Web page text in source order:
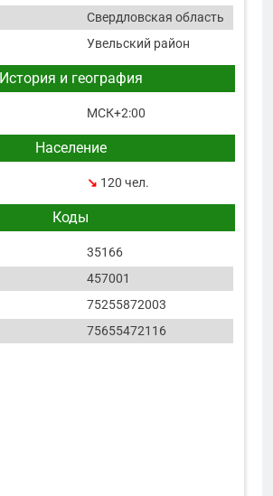
Свердловская область
Увельский район
История и география
МСК+2:00
Население
↘ 120 чел.
Коды
35166
457001
75255872003
75655472116